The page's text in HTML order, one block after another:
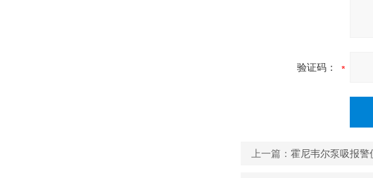
验证码：
上一篇： 霍尼韦尔泵吸报警